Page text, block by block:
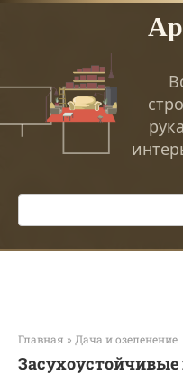
Перейти
Поиск:
Главная » Дача и озеленение